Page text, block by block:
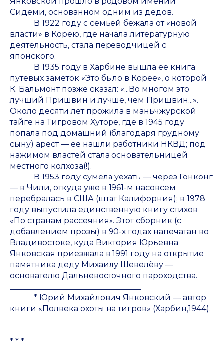
Сидеми, основанном одним из дедов.
В 1922 году с семьёй бежала от «новой
власти» в Корею, где начала литературную
деятельность, стала переводчицей с
японского.
В 1935 году в Харбине вышла её книга
путевых заметок «Это было в Корее», о которой
К. Бальмонт позже сказал: «...Во многом это
лучший Пришвин и лучше, чем Пришвин...».
Около десяти лет прожила в маньчжурской
тайге на Тигровом Хуторе, где в 1945 году
попала под домашний (благодаря грудному
сыну) арест — её нашли работники НКВД; под
нажимом властей стала основательницей
местного колхоза(!).
В 1953 году сумела уехать — через Гонконг
— в Чили, откуда уже в 1961-м насовсем
перебралась в США (штат Калифорния); в 1978
году выпустила единственную книгу стихов
«По странам рассеяния». Этот сборник (с
добавлением прозы) в 90-х годах напечатан во
Владивостоке, куда Виктория Юрьевна
Янковская приезжала в 1991 году на открытие
памятника деду Михаилу Шевелёву —
основателю Дальневосточного пароходства.
* Юрий Михайлович Янковский — автор
книги «Полвека охоты на тигров» (Харбин,1944).
* * *